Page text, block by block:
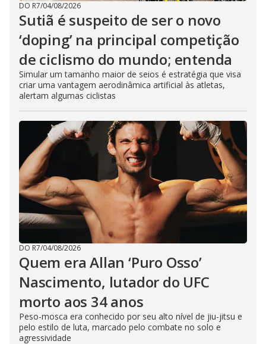
DO R7/04/08/2026
Sutiã é suspeito de ser o novo
‘doping’ na principal competição
de ciclismo do mundo; entenda
Simular um tamanho maior de seios é estratégia que visa
criar uma vantagem aerodinâmica artificial às atletas,
alertam algumas ciclistas
DO R7/04/08/2026
Quem era Allan ‘Puro Osso’
Nascimento, lutador do UFC
morto aos 34 anos
Peso-mosca era conhecido por seu alto nível de jiu-jitsu e
pelo estilo de luta, marcado pelo combate no solo e
agressividade